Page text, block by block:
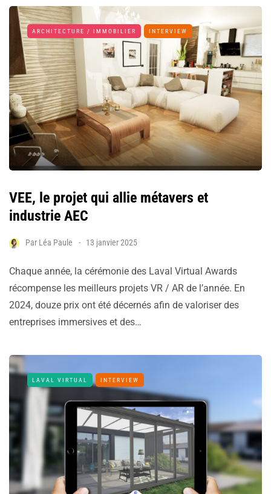
ARCHITECTURE / IMMOBILIER INTERVIEW
VEE, le projet qui allie métavers et
industrie AEC
Par Léa Paule 13 janvier 2025
Chaque année, la cérémonie des Laval Virtual Awards
récompense les meilleurs projets VR / AR de l’année. En
2024, douze prix ont été décernés afin de valoriser des
entreprises immersives et des…
LAVAL VIRTUAL INTERVIEW